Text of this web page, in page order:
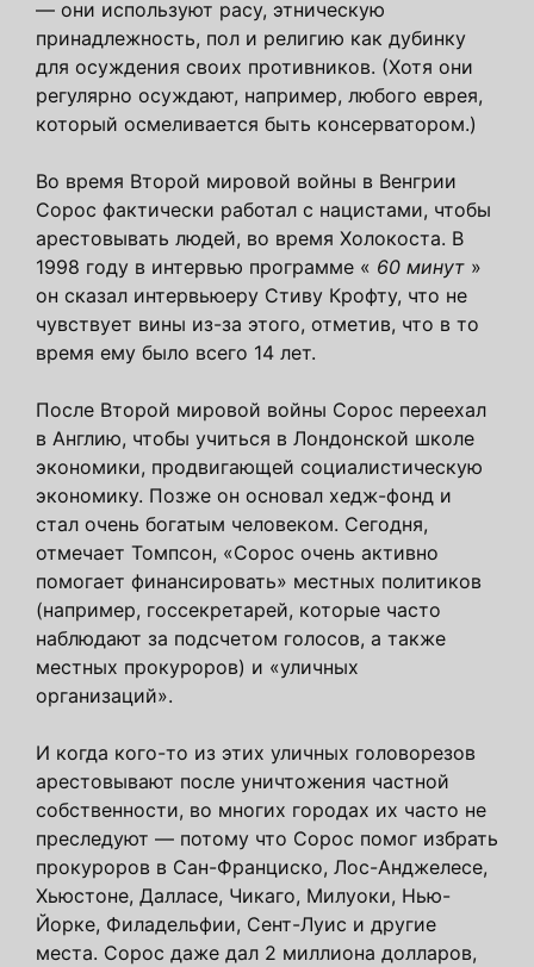
— они используют расу, этническую
принадлежность, пол и религию как дубинку
для осуждения своих противников. (Хотя они
регулярно осуждают, например, любого еврея,
который осмеливается быть консерватором.)
Во время Второй мировой войны в Венгрии
Сорос фактически работал с нацистами, чтобы
арестовывать людей, во время Холокоста. В
1998 году в интервью программе « 60 минут »
он сказал интервьюеру Стиву Крофту, что не
чувствует вины из-за этого, отметив, что в то
время ему было всего 14 лет.
После Второй мировой войны Сорос переехал
в Англию, чтобы учиться в Лондонской школе
экономики, продвигающей социалистическую
экономику. Позже он основал хедж-фонд и
стал очень богатым человеком. Сегодня,
отмечает Томпсон, «Сорос очень активно
помогает финансировать» местных политиков
(например, госсекретарей, которые часто
наблюдают за подсчетом голосов, а также
местных прокуроров) и «уличных
организаций».
И когда кого-то из этих уличных головорезов
арестовывают после уничтожения частной
собственности, во многих городах их часто не
преследуют — потому что Сорос помог избрать
прокуроров в Сан-Франциско, Лос-Анджелесе,
Хьюстоне, Далласе, Чикаго, Милуоки, Нью-
Йорке, Филадельфии, Сент-Луис и другие
места. Сорос даже дал 2 миллиона долларов,